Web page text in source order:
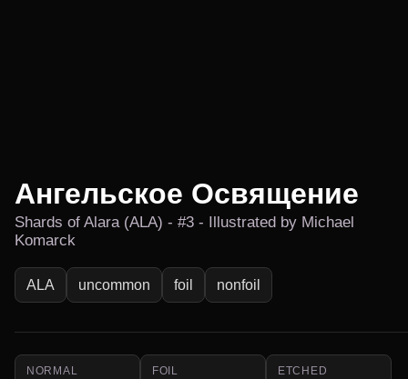
Ангельское Освящение
Shards of Alara (ALA) - #3 - Illustrated by Michael
Komarck
ALA uncommon foil nonfoil
NORMAL FOIL ETCHED